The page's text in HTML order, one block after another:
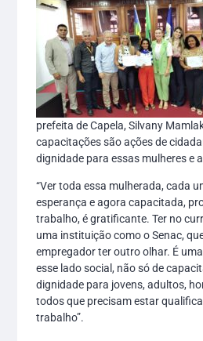
prefeita de Capela, Silvany
capacitações são ações de
dignidade para essas mulheres e
“Ver toda essa mulherada, cada
esperança e agora capacitada,
trabalho, é gratificante. Ter no
uma instituição como o Senac,
empregador ter outro olhar. É
esse lado social, não só de
dignidade para jovens, adultos,
todos que precisam estar
trabalho”.